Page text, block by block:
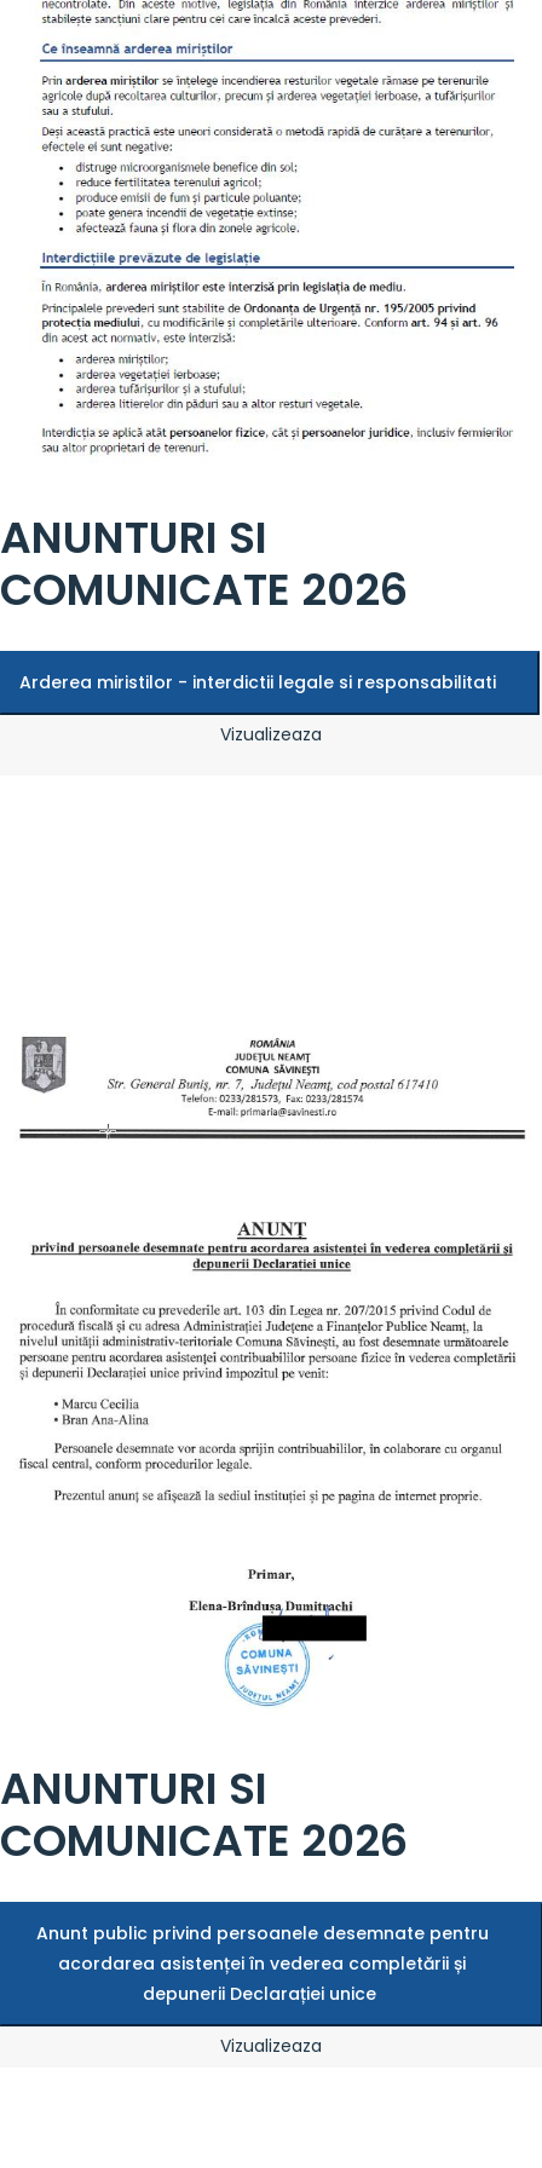
ANUNTURI SI
COMUNICATE 2026
Arderea miristilor - interdictii legale si responsabilitati
Vizualizeaza
ANUNTURI SI
COMUNICATE 2026
Anunt public privind persoanele desemnate pentru
acordarea asistenței în vederea completării și
depunerii Declarației unice
Vizualizeaza